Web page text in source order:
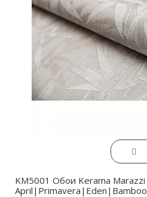
KM5001 Обои Kerama Marazzi
April|Primavera|Eden|Bamboo